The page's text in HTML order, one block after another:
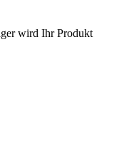
wird Ihr Produkt